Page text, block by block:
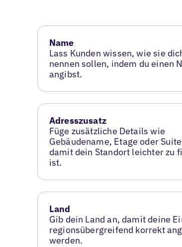
Name
Lass Kunden wissen, wie sie
nennen sollen, indem du einen
angibst.
Adresszusatz
Füge zusätzliche Details wie
Gebäudename, Etage oder
damit dein Standort leichter zu
ist.
Land
Gib dein Land an, damit deine
regionsübergreifend korrekt
werden.